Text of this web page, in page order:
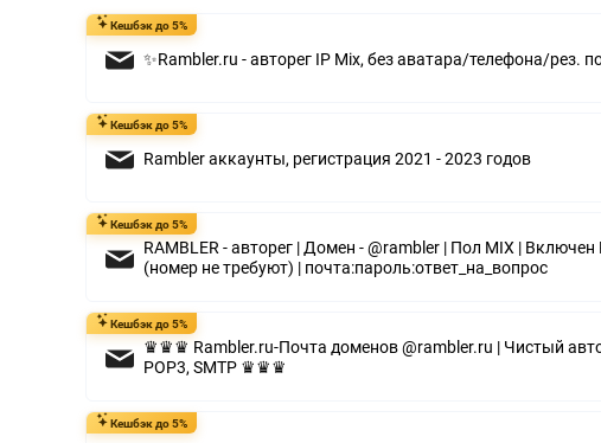
Кешбэк до 5%
✨Rambler.ru - авторег IP Mix, без аватара/телефона/рез.
Кешбэк до 5%
Rambler аккаунты, регистрация 2021 - 2023 годов
Кешбэк до 5%
RAMBLER - авторег | Домен - @rambler | Пол MIX |
(номер не требуют) | почта:пароль:ответ_на_вопрос
Кешбэк до 5%
♛♛♛ Rambler.ru-Почта доменов @rambler.ru | Чистый
POP3, SMTP ♛♛♛
Кешбэк до 5%